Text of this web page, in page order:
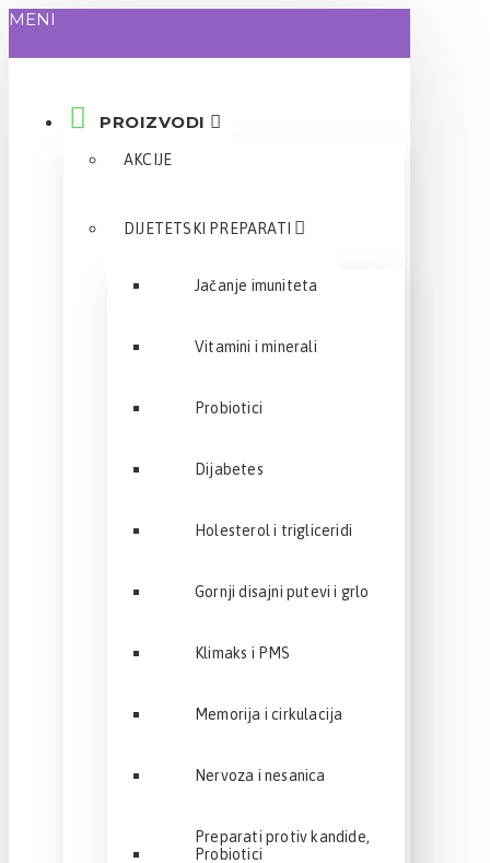
MENI
PROIZVODI
AKCIJE
DIJETETSKI PREPARATI
Jačanje imuniteta
Vitamini i minerali
Probiotici
Dijabetes
Holesterol i trigliceridi
Gornji disajni putevi i grlo
Klimaks i PMS
Memorija i cirkulacija
Nervoza i nesanica
Preparati protiv kandide,
Probiotici